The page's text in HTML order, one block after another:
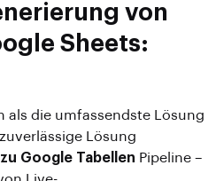
von
Sheets:
als die umfassendste Lösung
Lösung
Google Tabellen Pipeline –